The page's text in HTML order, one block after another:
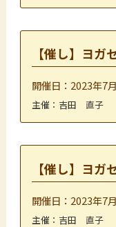
【催し】ヨ
開催日：2023年7
主催：吉田 直子
【催し】ヨ
開催日：2023年7
主催：吉田 直子